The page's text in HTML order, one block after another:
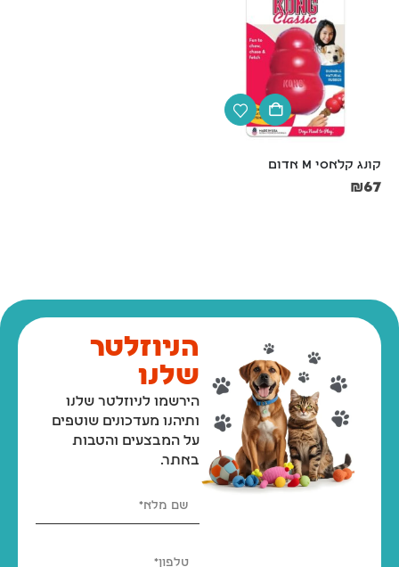
קונג קלאסי M אדום
₪67
הניוזלטר
שלנו
הירשמו לניוזלטר שלנו
ותיהנו מעדכונים שוטפים
על המבצעים והטבות
באתר.